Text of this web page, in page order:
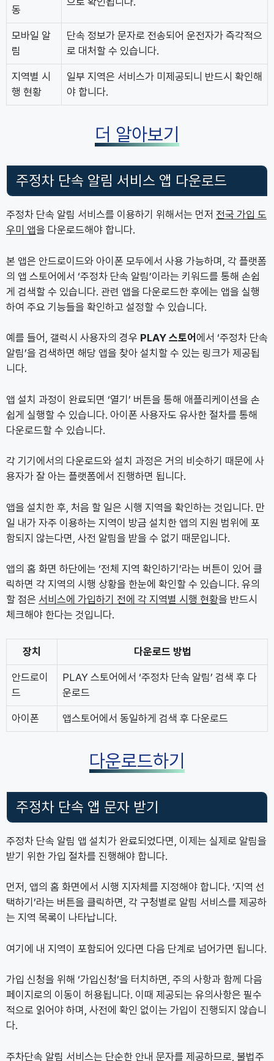
동
모바일 알
림
단속 정보가 문자로 전송되어 운전자가 즉각적으
로 대처할 수 있습니다.
지역별 시
행 현황
일부 지역은 서비스가 미제공되니 반드시 확인해
야 합니다.
더 알아보기
주정차 단속 알림 서비스 앱 다운로드
주정차 단속 알림 서비스를 이용하기 위해서는 먼저 전국 가입 도
우미 앱을 다운로드해야 합니다.
본 앱은 안드로이드와 아이폰 모두에서 사용 가능하며, 각 플랫폼
의 앱 스토어에서 ‘주정차 단속 알림’이라는 키워드를 통해 손쉽
게 검색할 수 있습니다. 관련 앱을 다운로드한 후에는 앱을 실행
하여 주요 기능들을 확인하고 설정할 수 있습니다.
예를 들어, 갤럭시 사용자의 경우 PLAY 스토어 에서 ‘주정차 단속
알림’을 검색하면 해당 앱을 찾아 설치할 수 있는 링크가 제공됩
니다.
앱 설치 과정이 완료되면 ‘열기’ 버튼을 통해 애플리케이션을 손
쉽게 실행할 수 있습니다. 아이폰 사용자도 유사한 절차를 통해
다운로드할 수 있습니다.
각 기기에서의 다운로드와 설치 과정은 거의 비슷하기 때문에 사
용자가 잘 아는 플랫폼에서 진행하면 됩니다.
앱을 설치한 후, 처음 할 일은 시행 지역을 확인하는 것입니다. 만
일 내가 자주 이용하는 지역이 방금 설치한 앱의 지원 범위에 포
함되지 않는다면, 사전 알림을 받을 수 없기 때문입니다.
앱의 홈 화면 하단에는 ‘전체 지역 확인하기’라는 버튼이 있어 클
릭하면 각 지역의 시행 상황을 한눈에 확인할 수 있습니다. 유의
할 점은 서비스에 가입하기 전에 각 지역별 시행 현황을 반드시
체크해야 한다는 것입니다.
장치 다운로드 방법
안드로이
드
PLAY 스토어에서 ‘주정차 단속 알림’ 검색 후 다
운로드
아이폰 앱스토어에서 동일하게 검색 후 다운로드
다운로드하기
주정차 단속 앱 문자 받기
주정차 단속 알림 앱 설치가 완료되었다면, 이제는 실제로 알림을
받기 위한 가입 절차를 진행해야 합니다.
먼저, 앱의 홈 화면에서 시행 지자체를 지정해야 합니다. ‘지역 선
택하기’라는 버튼을 클릭하면, 각 구청별로 알림 서비스를 제공하
는 지역 목록이 나타납니다.
여기에 내 지역이 포함되어 있다면 다음 단계로 넘어가면 됩니다.
가입 신청을 위해 ‘가입신청’을 터치하면, 주의 사항과 함께 다음
페이지로의 이동이 허용됩니다. 이때 제공되는 유의사항은 필수
적으로 읽어야 하며, 사전에 확인 없이는 가입이 진행되지 않습니
다.
주차단속 알림 서비스는 단순한 안내 문자를 제공하므로, 불법주